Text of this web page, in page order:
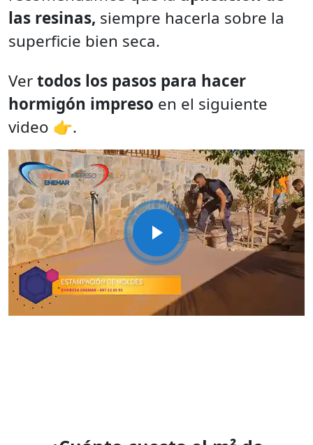
las resinas, siempre hacerla sobre la
superficie bien seca.
Vertodos los pasos para hacer
hormigón impreso en el siguiente
video 👉.